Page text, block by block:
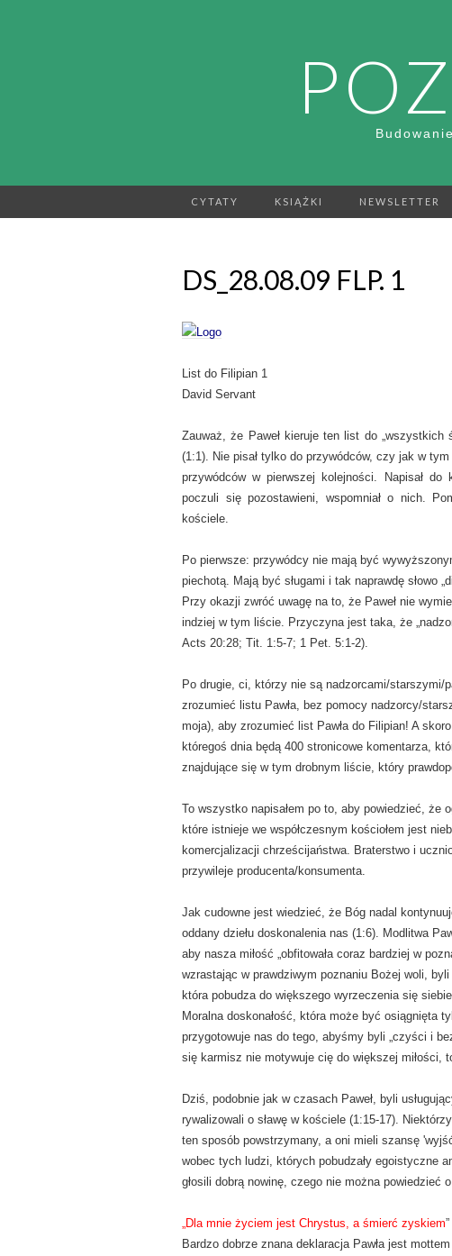
CYTATY KSIĄŻKI NEWSLETTER
DS_28.08.09 FLP. 1
List do Filipian 1
David Servant
Zauważ, że Paweł kieruje ten list do
(1:1). Nie pisał tylko do przywódców, czy jak w
przywódców w pierwszej kolejności. Napisał
poczuli się pozostawieni, wspomniał o nich.
kościele.
Po pierwsze: przywódcy nie mają być
piechotą. Mają być sługami i tak naprawdę słowo
Przy okazji zwróć uwagę na to, że Paweł nie
indziej w tym liście. Przyczyna jest taka, że
Acts 20:28; Tit. 1:5-7; 1 Pet. 5:1-2).
Po drugie, ci, którzy nie są nadzorcami/
zrozumieć listu Pawła, bez pomocy nadzorcy/
moja), aby zrozumieć list Pawła do Filipian! A
któregoś dnia będą 400 stronicowe komentarza,
znajdujące się w tym drobnym liście, który
To wszystko napisałem po to, aby powiedzieć, że
które istnieje we współczesnym kościołem jest
komercjalizacji chrześcijaństwa. Braterstwo i
przywileje producenta/konsumenta.
Jak cudowne jest wiedzieć, że Bóg nadal
oddany dziełu doskonalenia nas (1:6). Modlitwa
aby nasza miłość „obfitowała coraz bardziej w
wzrastając w prawdziwym poznaniu Bożej woli,
która pobudza do większego wyrzeczenia się
Moralna doskonałość, która może być osiągnięta
przygotowuje nas do tego, abyśmy byli „czyści i
się karmisz nie motywuje cię do większej miłości,
Dziś, podobnie jak w czasach Paweł, byli
rywalizowali o sławę w kościele (1:15-17).
ten sposób powstrzymany, a oni mieli szansę
wobec tych ludzi, których pobudzały egoistyczne
głosili dobrą nowinę, czego nie można powiedzieć
„Dla mnie życiem jest Chrystus, a śmierć zyskiem
Bardzo dobrze znana deklaracja Pawła jest